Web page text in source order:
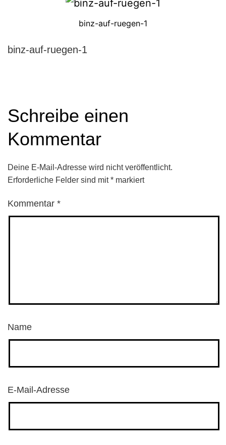
binz-auf-ruegen-1
binz-auf-ruegen-1
Schreibe einen
Kommentar
Deine E-Mail-Adresse wird nicht veröffentlicht.
Erforderliche Felder sind mit* markiert
Kommentar *
Name
E-Mail-Adresse